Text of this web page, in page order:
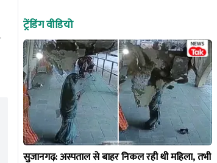
ट्रेंडिंग वीडियो
सुजानगढ़: अस्पताल से बाहर निकल रही थी महिला, तभी